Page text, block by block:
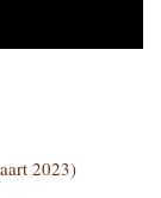
2023)